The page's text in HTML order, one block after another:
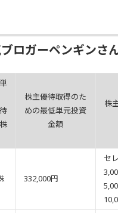
ロガーペンギンさ
株主優待取得のた
めの最低単元投資
金額
株
332,000円
セ